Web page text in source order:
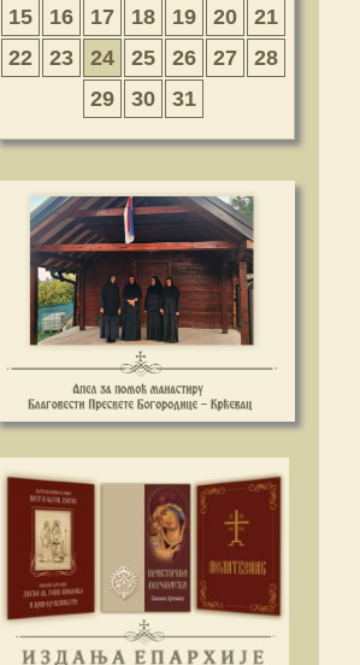
15
16 17 18 19 20
21
22
23 24 25 26 27
28
29
30 31